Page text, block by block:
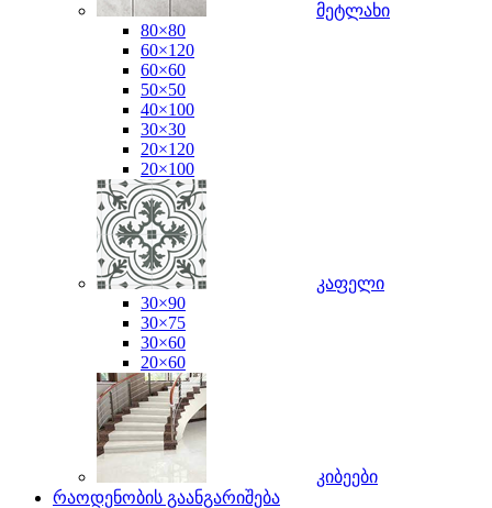
მეტლახი
80×80
60×120
60×60
50×50
40×100
30×30
20×120
20×100
კაფელი
30×90
30×75
30×60
20×60
კიბეები
რაოდენობის გაანგარიშება